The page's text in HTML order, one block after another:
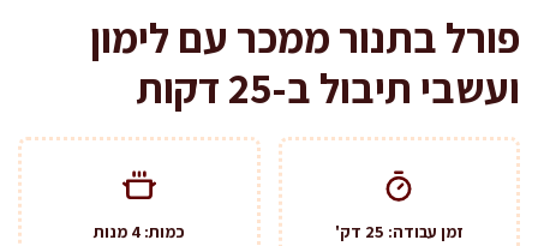
פורל בתנור ממכר עם לימון
ועשבי תיבול ב-25 דקות
זמן עבודה: 25 דק' כמות: 4 מנות